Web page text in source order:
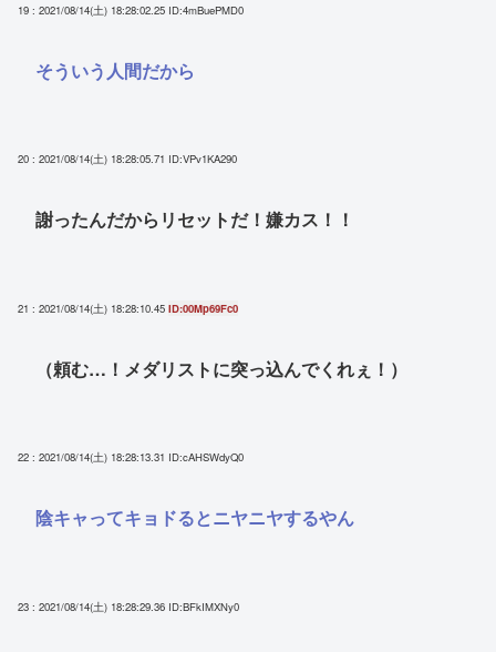
19 : 2021/08/14(土) 18:28:02.25 ID:4mBuePMD0
そういう人間だから
20 : 2021/08/14(土) 18:28:05.71 ID:VPv1KA290
謝ったんだからリセットだ！嫌カス！！
21 : 2021/08/14(土) 18:28:10.45 ID:00Mp69Fc0
（頼む…！メダリストに突っ込んでくれぇ！）
22 : 2021/08/14(土) 18:28:13.31 ID:cAHSWdyQ0
陰キャってキョドるとニヤニヤするやん
23 : 2021/08/14(土) 18:28:29.36 ID:BFkIMXNy0